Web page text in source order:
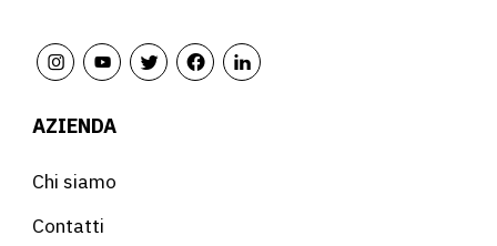
AZIENDA
Chi siamo
Contatti